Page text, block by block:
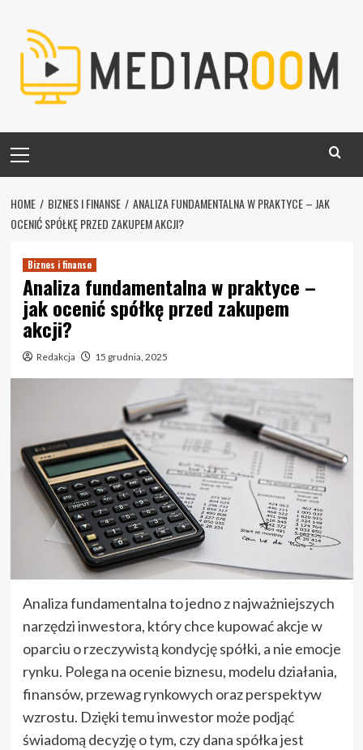
content
Menu
HOME BIZNES I FINANSE
ANALIZA FUNDAMENTALNA W PRAKTYCE – JAK
OCENIĆ SPÓŁKĘ PRZED ZAKUPEM AKCJI?
Biznes i finanse
Analiza fundamentalna w praktyce –
jak ocenić spółkę przed zakupem
akcji?
Redakcja 15 grudnia, 2025
Analiza fundamentalna to jedno z najważniejszych
narzędzi inwestora, który chce kupować akcje w
oparciu o rzeczywistą kondycję spółki, a nie emocje
rynku. Polega na ocenie biznesu, modelu działania,
finansów, przewag rynkowych oraz perspektyw
wzrostu. Dzięki temu inwestor może podjąć
świadomą decyzję o tym, czy dana spółka jest